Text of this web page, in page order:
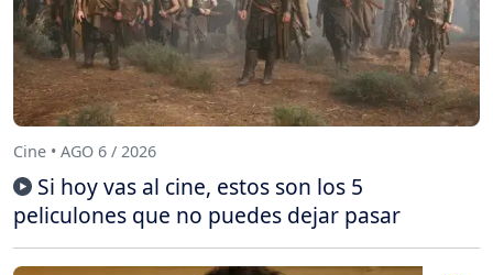
Cine • AGO 6 / 2026
Si hoy vas al cine, estos son los 5
peliculones que no puedes dejar pasar